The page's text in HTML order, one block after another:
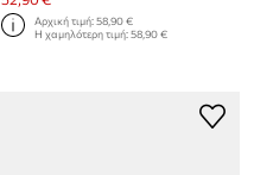
Αρχική τιμή:58,90 €
Η χαμηλότερη τιμή:58,90 €